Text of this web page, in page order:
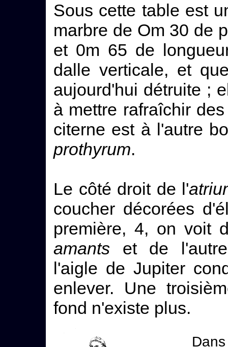
Sous cette table est
marbre de Om 30 de
et 0m 65 de
dalle verticale, et
aujourd'hui détruite ;
à mettre rafraîchir
citerne est à l'autre
prothyrum.
Le côté droit de l'
coucher décorées
première, 4, on voit
amants et de
l'aigle de Jupiter
enlever. Une
fond n'existe plus.